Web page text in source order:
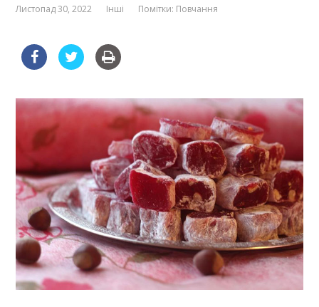
Листопад 30, 2022 Інші Помітки: Повчання